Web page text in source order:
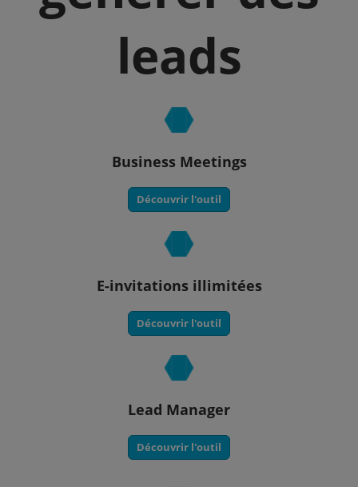
leads
Business Meetings
Découvrir l'outil
E-invitations illimitées
Découvrir l'outil
Lead Manager
Découvrir l'outil